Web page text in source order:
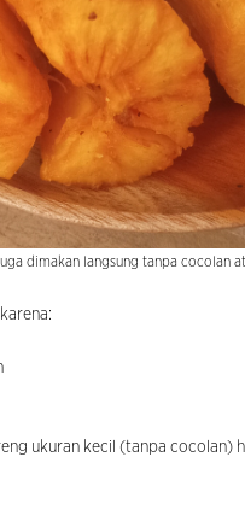
dimakan langsung tanpa cocolan
ukuran kecil (tanpa cocolan)